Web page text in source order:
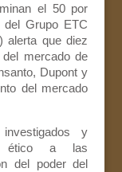
el 50 por
del Grupo ETC
alerta que diez
mercado de
Dupont y
del mercado
y
ético a las
del poder del